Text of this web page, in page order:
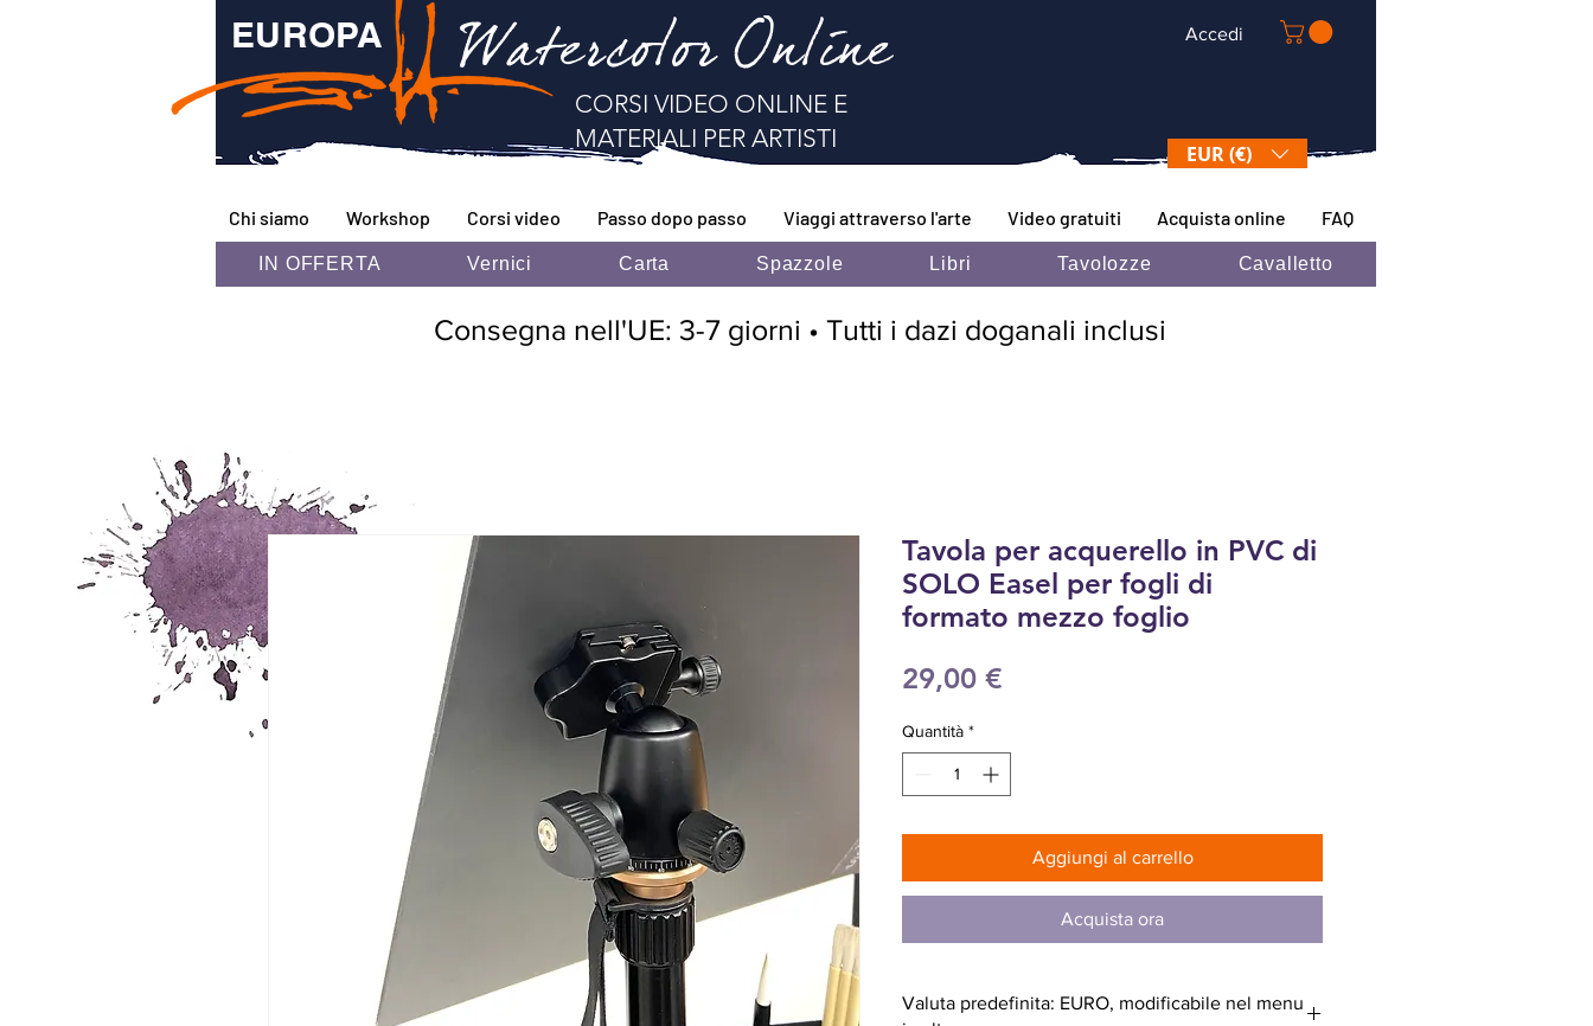
Watercolor Online Accedi
CORSI VIDEO ONLINE E
MATERIALI PER ARTISTI
EUR (€)
EUROPA
Chi siamo Workshop Corsi video Passo dopo passo Viaggi attraverso l'arte Video gratuiti Acquista online FAQ
IN OFFERTA Vernici Carta Spazzole Libri Tavolozze Cavalletto
Consegna nell'UE: 3-7 giorni • Tutti i dazi doganali inclusi
Tavola per acquerello in PVC di
SOLO Easel per fogli di
formato mezzo foglio
29,00 €
Quantità *
Aggiungi al carrello
Acquista ora
Valuta predefinita: EURO, modificabile nel menu